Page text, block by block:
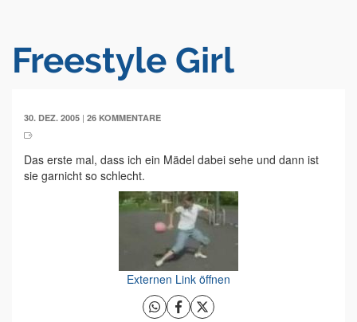
Freestyle Girl
30. DEZ. 2005 | 26 KOMMENTARE
Das erste mal, dass ich ein Mädel dabei sehe und dann ist
sie garnicht so schlecht.
Externen Link öffnen